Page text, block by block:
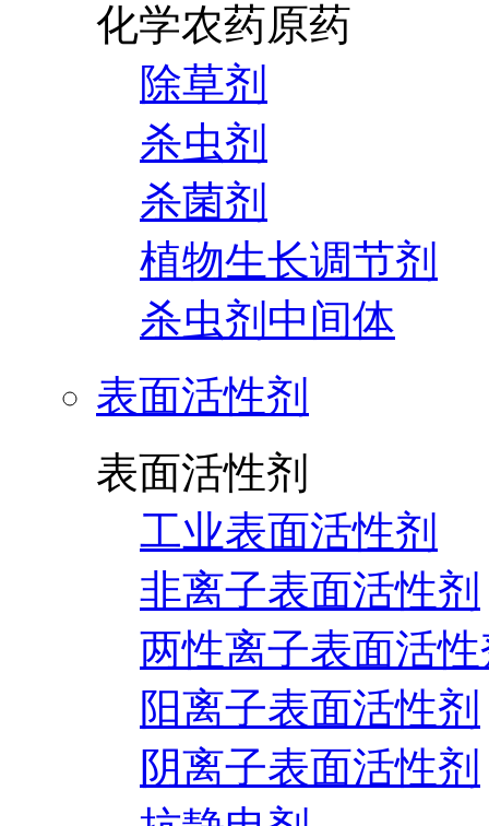
化学农药原药
除草剂
杀虫剂
杀菌剂
植物生长调节剂
杀虫剂中间体
表面活性剂
表面活性剂
工业表面活性剂
非离子表面活性剂
两性离子表面活
阳离子表面活性剂
阴离子表面活性剂